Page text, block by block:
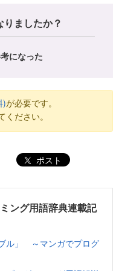
りましたか？
になった
)が必要です。
ください。
ポスト
ング用語辞典連載記
ル」 ～マンガでプログ